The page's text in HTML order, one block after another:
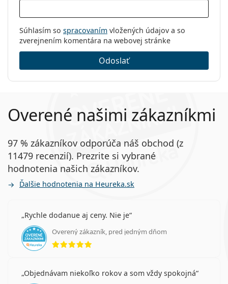
Súhlasím so spracovaním vložených údajov a so
zverejnením komentára na webovej stránke
Odoslať
Overené našimi zákazníkmi
97 % zákazníkov odporúča náš obchod (z
11479 recenzií). Prezrite si vybrané
hodnotenia našich zákazníkov.
Ďalšie hodnotenia na Heureka.sk
Rychle dodanue aj ceny. Nie je
Overený zákazník, pred jedným dňom
hodnotenie 5 z 5
Objednávam niekoľko rokov a som vždy spokojná